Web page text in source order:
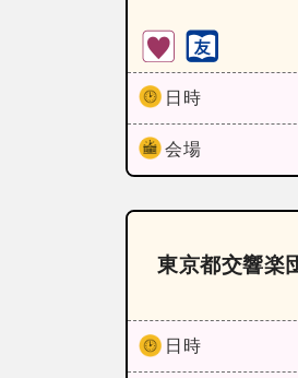
日時
会場
東京都交響楽
日時